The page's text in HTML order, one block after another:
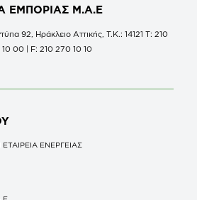
ΕΜΠΟΡΙΑΣ Μ.Α.Ε
92, Ηράκλειο Αττικής, Τ.Κ.: 14121 Τ: 210
00 | F: 210 270 10 10
ΕΝΕΡΓΕΙΑΣ